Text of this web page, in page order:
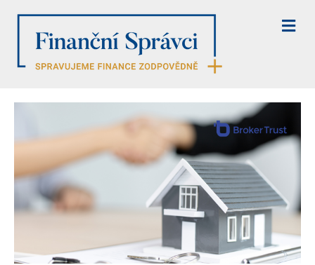
M
E